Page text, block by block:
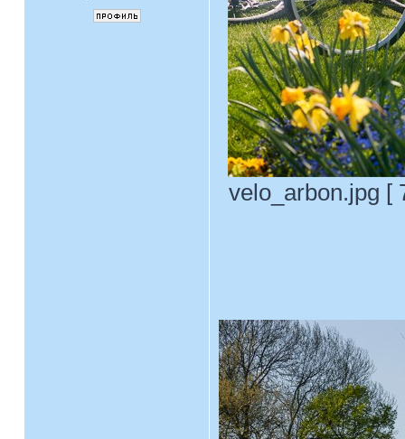
velo_arbon.jpg [